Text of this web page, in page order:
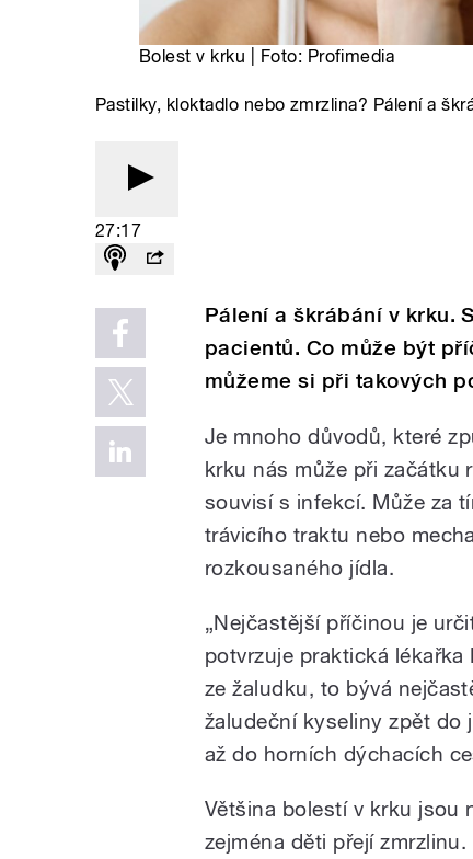
Bolest v krku | Foto: Profimedia
Pastilky, kloktadlo nebo zmrzlina? Pálení a
27:17
Pálení a škrábání v krku.
pacientů. Co může být
můžeme si při takových
Je mnoho důvodů, které
krku nás může při začátku
souvisí s infekcí. Může za
trávicího traktu nebo
rozkousaného jídla.
„Nejčastější příčinou je
potvrzuje praktická lékařka
ze žaludku, to bývá
žaludeční kyseliny zpět do
až do horních dýchacích
Většina bolestí v krku jsou
zejména děti přejí